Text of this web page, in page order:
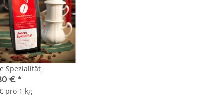
Spezialität
€ *
pro 1 kg